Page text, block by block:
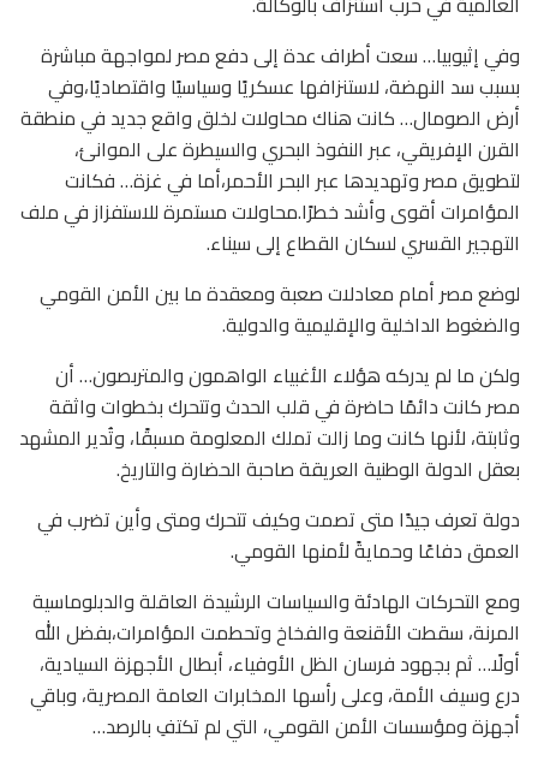
وفي إثيوبيا… سعت أطراف عدة إلى دفع مصر لمواجهة مباشرة
بسبب سد النهضة، لاستنزافها عسكريًا وسياسيًا واقتصاديًا،وفي
أرض الصومال… كانت هناك محاولات لخلق واقع جديد في منطقة
القرن الإفريقي، عبر النفوذ البحري والسيطرة على الموانئ،
لتطويق مصر وتهديدها عبر البحر الأحمر،أما في غزة… فكانت
المؤامرات أقوى وأشد خطرًا.محاولات مستمرة للاستفزاز في ملف
التهجير القسري لسكان القطاع إلى سيناء.
لوضع مصر أمام معادلات صعبة ومعقدة ما بين الأمن القومي
والضغوط الداخلية والإقليمية والدولية.
ولكن ما لم يدركه هؤلاء الأغبياء الواهمون والمتربصون… أن
مصر كانت دائمًا حاضرة في قلب الحدث وتتحرك بخطوات واثقة
وثابتة، لأنها كانت وما زالت تملك المعلومة مسبقًا، وتُدير المشهد
بعقل الدولة الوطنية العريقة صاحبة الحضارة والتاريخ.
دولة تعرف جيدًا متى تصمت وكيف تتحرك ومتى وأين تضرب في
العمق دفاعًا وحمايةً لأمنها القومي.
ومع التحركات الهادئة والسياسات الرشيدة العاقلة والدبلوماسية
المرنة، سقطت الأقنعة والفخاخ وتحطمت المؤامرات،بفضل الله
أولًا… ثم بجهود فرسان الظل الأوفياء، أبطال الأجهزة السيادية،
درع وسيف الأمة، وعلى رأسها المخابرات العامة المصرية، وباقي
أجهزة ومؤسسات الأمن القومي، التي لم تكتفِ بالرصد…